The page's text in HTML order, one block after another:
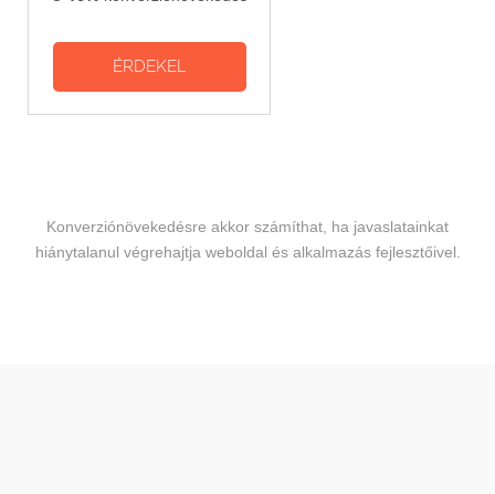
Konverziónövekedésre akkor számíthat, ha javaslatainkat
hiánytalanul végrehajtja weboldal és alkalmazás fejlesztőivel.